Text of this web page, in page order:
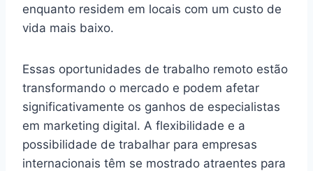
enquanto residem em locais com um custo de
vida mais baixo.
Essas oportunidades de trabalho remoto estão
transformando o mercado e podem afetar
significativamente os ganhos de especialistas
em marketing digital. A flexibilidade e a
possibilidade de trabalhar para empresas
internacionais têm se mostrado atraentes para